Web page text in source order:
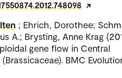
; Ehrich, Dorothee;
A.; Brysting, Anne Krag
gene flow in Central
BMC